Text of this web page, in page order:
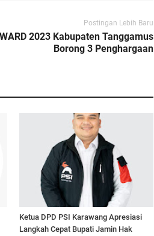
Postingan Lebih Baru
2023 Kabupaten Tanggamus
Borong 3 Penghargaan
Ketua DPD PSI Karawang Apresiasi
Langkah Cepat Bupati Jamin Hak